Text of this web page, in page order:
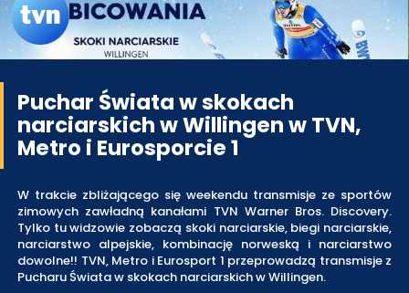
Puchar Świata w skokach
narciarskich w Willingen w TVN,
Metro i Eurosporcie 1
W trakcie zbliżającego się weekendu transmisje ze sportów
zimowych zawładną kanałami TVN Warner Bros. Discovery.
Tylko tu widzowie zobaczą skoki narciarskie, biegi narciarskie,
narciarstwo alpejskie, kombinację norweską i narciarstwo
dowolne!! TVN, Metro i Eurosport 1 przeprowadzą transmisje z
Pucharu Świata w skokach narciarskich w Willingen.